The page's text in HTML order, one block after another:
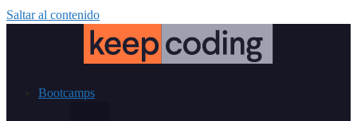
Saltar al contenido
Bootcamps